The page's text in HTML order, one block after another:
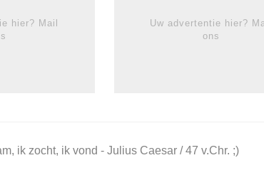
hier? Mail
Uw advertentie hier?
ons
ik zocht, ik vond - Julius Caesar / 47 v.Chr. ;)